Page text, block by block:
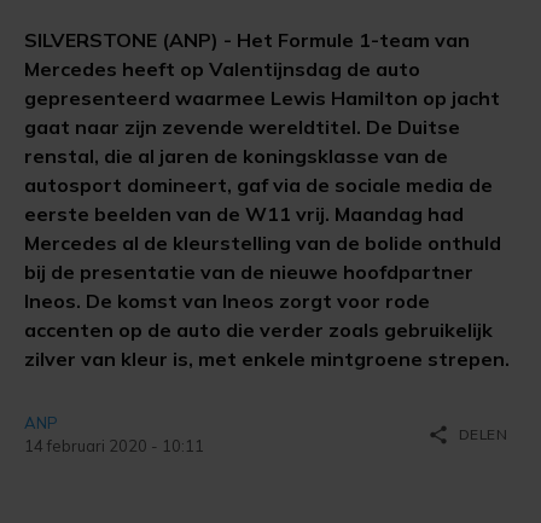
SILVERSTONE (ANP) - Het Formule 1-team van
Mercedes heeft op Valentijnsdag de auto
gepresenteerd waarmee Lewis Hamilton op jacht
gaat naar zijn zevende wereldtitel. De Duitse
renstal, die al jaren de koningsklasse van de
autosport domineert, gaf via de sociale media de
eerste beelden van de W11 vrij. Maandag had
Mercedes al de kleurstelling van de bolide onthuld
bij de presentatie van de nieuwe hoofdpartner
Ineos. De komst van Ineos zorgt voor rode
accenten op de auto die verder zoals gebruikelijk
zilver van kleur is, met enkele mintgroene strepen.
ANP
14 februari 2020 - 10:11
share DELEN